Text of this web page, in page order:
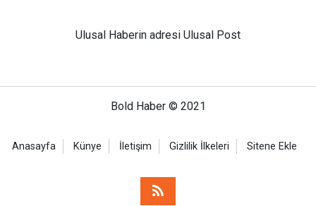
Ulusal Haberin adresi Ulusal Post
Bold Haber © 2021
Anasayfa Künye İletişim Gizlilik İlkeleri Sitene Ekle